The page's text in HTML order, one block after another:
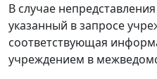
В случае
указанный в запросе
соответствующая
учреждением в